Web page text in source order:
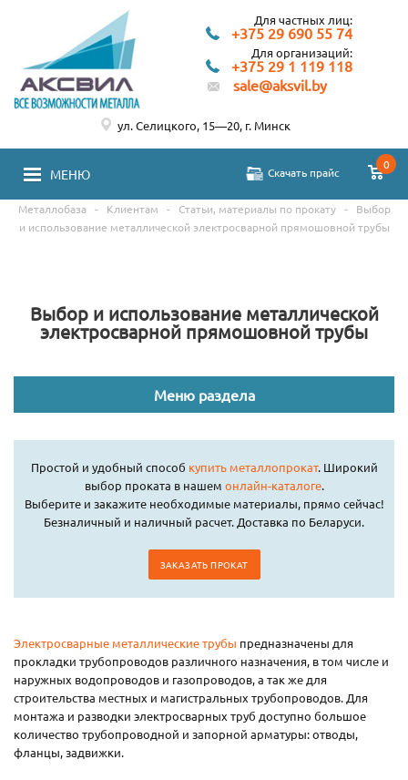
Для частных лиц:
+375 29 690 55 74
Для организаций:
+375 29 1 119 118
sale@aksvil.by
МЕНЮ Скачать прайс
0
ул. Селицкого, 15—20, г. Минск
Металлобаза - Клиентам - Статьи, материалы по прокату -
Выбор
и использование металлической электросварной прямошовной трубы
Выбор и использование металлической
электросварной прямошовной трубы
Меню раздела
Простой и удобный способ купить металлопрокат. Широкий
выбор проката в нашем онлайн-каталоге.
Выберите и закажите необходимые материалы, прямо сейчас!
Безналичный и наличный расчет. Доставка по Беларуси.
ЗАКАЗАТЬ ПРОКАТ
Электросварные металлические трубы предназначены для
прокладки трубопроводов различного назначения, в том числе и
наружных водопроводов и газопроводов, а так же для
строительства местных и магистральных трубопроводов. Для
монтажа и разводки электросварных труб доступно большое
количество трубопроводной и запорной арматуры: отводы,
фланцы, задвижки.